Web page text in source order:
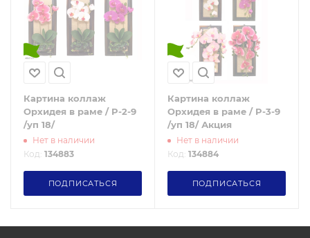
Картина коллаж
Орхидея в раме / P-2-9
/уп 18/
Нет в наличии
Код: 134883
ПОДПИСАТЬСЯ
Картина коллаж
Орхидея в раме / P-3-9
/уп 18/ Акция
Нет в наличии
Код: 134884
ПОДПИСАТЬСЯ